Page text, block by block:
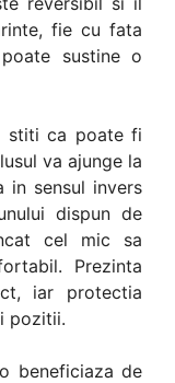
fie cu fata
sustine o
stiti ca poate fi
va ajunge la
in sensul invers
dispun de
cel mic sa
Prezinta
iar protectia
pozitii.
beneficiaza de